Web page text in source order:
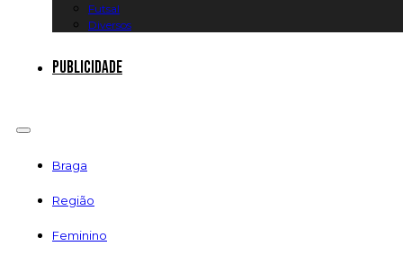
Futsal
Diversos
Publicidade
Braga
Região
Feminino